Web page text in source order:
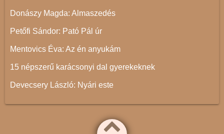
Donászy Magda: Almaszedés
Petőfi Sándor: Pató Pál úr
Mentovics Éva: Az én anyukám
15 népszerű karácsonyi dal gyerekeknek
Devecsery László: Nyári este